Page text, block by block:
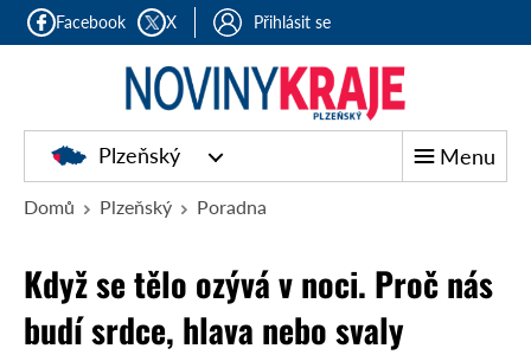
Facebook X Přihlásit se
Plzeňský Menu
Domů Plzeňský Poradna
Když se tělo ozývá v noci. Proč nás
budí srdce, hlava nebo svaly